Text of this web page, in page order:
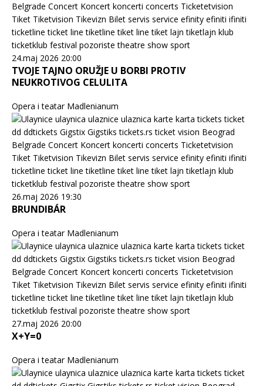
24.maj 2026 20:00
TVOJE TAJNO ORUŽJE U BORBI PROTIV
NEUKROTIVOG CELULITA
Opera i teatar Madlenianum
26.maj 2026 19:30
BRUNDIBÁR
Opera i teatar Madlenianum
27.maj 2026 20:00
X+Y=0
Opera i teatar Madlenianum